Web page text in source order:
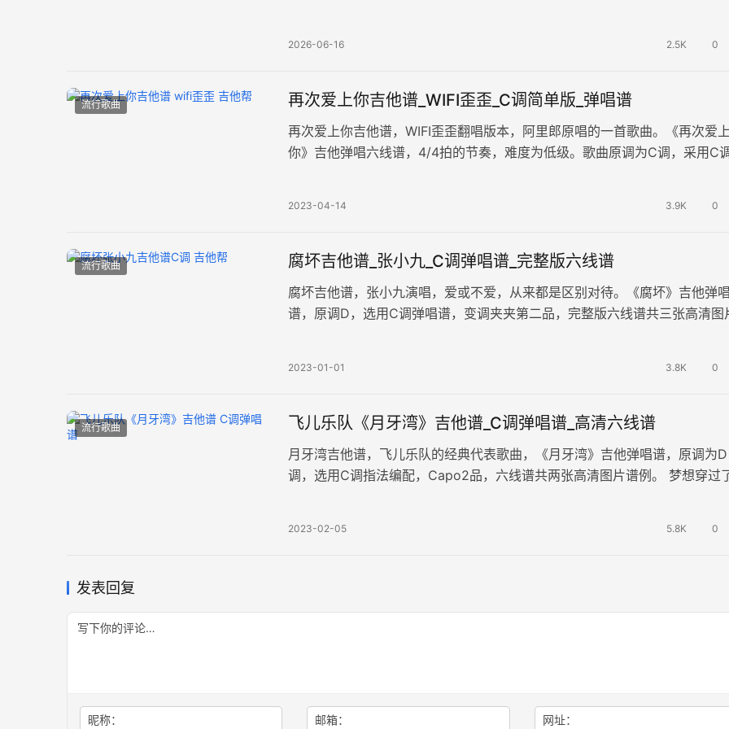
2026-06-16 2.5K 0
流行歌曲 再次爱上你吉他谱_WIFI歪歪_C调简单版_弹唱谱
再次爱上你吉他谱，WIFI歪歪翻唱版本，阿里郎原唱的一首歌曲。《再次爱上
你》吉他弹唱六线谱，4/4拍的节奏，难度为低级。歌曲原调为C调，采用C
2023-04-14 3.9K 0
流行歌曲 腐坏吉他谱_张小九_C调弹唱谱_完整版六线谱
腐坏吉他谱，张小九演唱，爱或不爱，从来都是区别对待。《腐坏》吉他弹唱
谱，原调D，选用C调弹唱谱，变调夹夹第二品，完整版六线谱共三张高清图
2023-01-01 3.8K 0
流行歌曲 飞儿乐队《月牙湾》吉他谱_C调弹唱谱_高清六线谱
月牙湾吉他谱，飞儿乐队的经典代表歌曲，《月牙湾》吉他弹唱谱，原调为D
调，选用C调指法编配，Capo2品，六线谱共两张高清图片谱例。 梦想穿过
2023-02-05 5.8K 0
发表回复
昵称： 邮箱： 网址：